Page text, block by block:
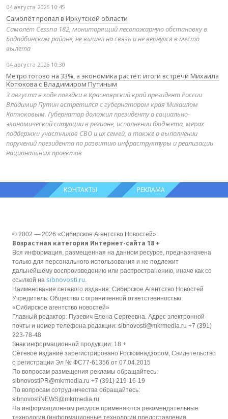
04 августа 2026 10:45
Самолёт пропал в Иркутской области
Самолёт Cessna 182, мониторящий лесопожарную обстановку в
Бодайбинском районе, не вышел на связь и не вернулся в место
вылета
04 августа 2026 10:30
Метро готово на 33%, а экономика растёт: итоги встречи Михаила
Котюкова с Владимиром Путиным
3 августа в ходе поездки в Красноярский край президент России
Владимир Путин встретился с губернатором края Михаилом
Котюковым. Губернатор доложил президенту о социально-
экономической ситуации в регионе, исполнении бюджета, мерах
поддержки участников СВО и их семей, а также о выполнении
поручений президента по развитию инфраструктуры и реализации
национальных проектов
КОНТАКТЫ РЕКЛАМА
© 2002 — 2026 «Сибирское Агентство Новостей»
Возрастная категория Интернет-сайта 18 +
Вся информация, размещенная на данном ресурсе, предназначена
только для персонального использования и не подлежит
дальнейшему воспроизведению или распространению, иначе как со
ссылкой на sibnovosti.ru
Наименование сетевого издания: Сибирское Агентство Новостей
Учредитель: Общество с ограниченной ответственностью
«Сибирское агентство новостей»
Главный редактор: Пузевич Елена Сергеевна. Адрес электронной
почты и номер телефона редакции: sibnovosti@mkrmedia.ru +7 (391)
223-78-48
Знак информационной продукции: 18 +
Сетевое издание зарегистрировано Роскомнадзором, Свидетельство
о регистрации Эл № ФС77-61356 от 07.04.2015
По вопросам размещения рекламы обращайтесь:
sibnovostiPR@mkrmedia.ru +7 (391) 219-16-19
По вопросам сотрудничества обращайтесь:
sibnovostiNEWS@mkrmedia.ru
На информационном ресурсе применяются рекомендательные
технологии (информационные технологии предоставления